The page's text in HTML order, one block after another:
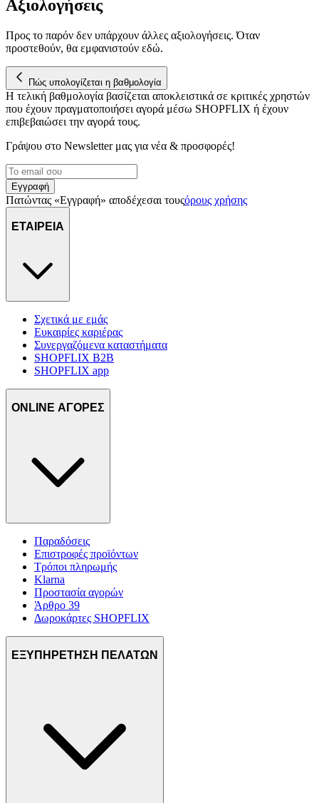
Αξιολογήσεις
Προς το παρόν δεν υπάρχουν άλλες αξιολογήσεις. Όταν
προστεθούν, θα εμφανιστούν εδώ.
Πώς υπολογίζεται η βαθμολογία
Η τελική βαθμολογία βασίζεται αποκλειστικά σε κριτικές χρηστών
που έχουν πραγματοποιήσει αγορά μέσω SHOPFLIX ή έχουν
επιβεβαιώσει την αγορά τους.
Γράψου στο Νewsletter μας για νέα & προσφορές!
Εγγραφή
Πατώντας «Εγγραφή» αποδέχεσαι τουςόρους χρήσης
ΕΤΑΙΡΕΙΑ
Σχετικά με εμάς
Ευκαιρίες καριέρας
Συνεργαζόμενα καταστήματα
SHOPFLIX B2B
SHOPFLIX app
ONLINE ΑΓΟΡΕΣ
Παραδόσεις
Επιστροφές προϊόντων
Τρόποι πληρωμής
Klarna
Προστασία αγορών
Άρθρο 39
Δωροκάρτες SHOPFLIX
ΕΞΥΠΗΡΕΤΗΣΗ ΠΕΛΑΤΩΝ